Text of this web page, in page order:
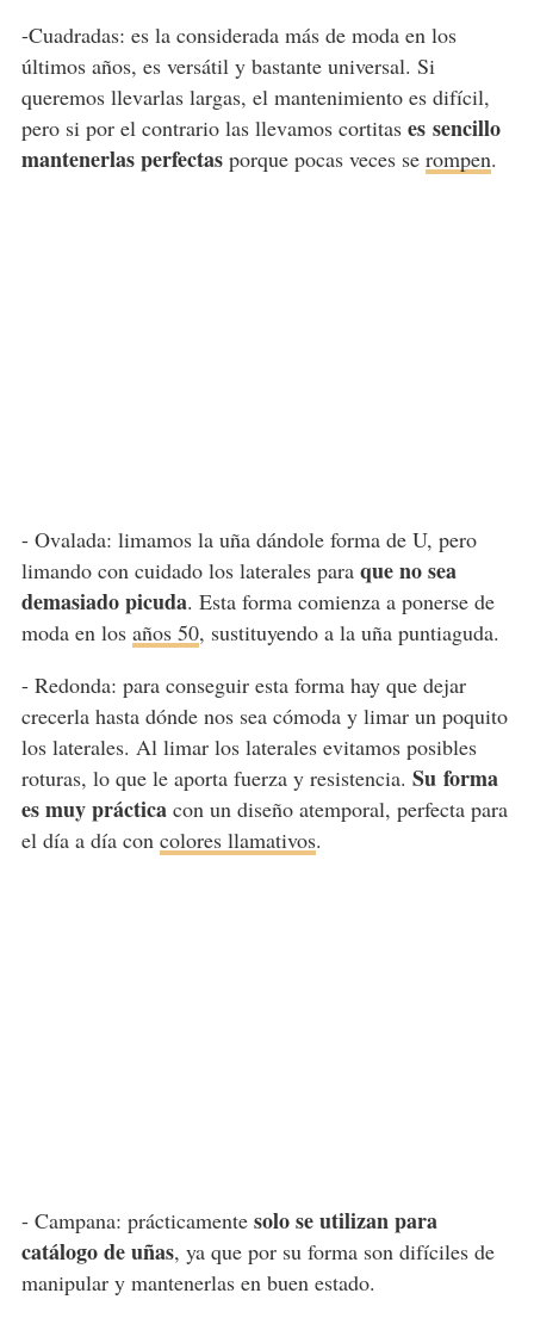
-Cuadradas: es la considerada más de moda en los
últimos años, es versátil y bastante universal. Si
queremos llevarlas largas, el mantenimiento es difícil,
pero si por el contrario las llevamos cortitas es sencillo
mantenerlas perfectasporque pocas veces se rompen.
- Ovalada: limamos la uña dándole forma de U, pero
limando con cuidado los laterales para que no sea
demasiado picuda. Esta forma comienza a ponerse de
moda en los años 50, sustituyendo a la uña puntiaguda.
- Redonda: para conseguir esta forma hay que dejar
crecerla hasta dónde nos sea cómoda y limar un poquito
los laterales. Al limar los laterales evitamos posibles
roturas, lo que le aporta fuerza y resistencia. Suforma
es muy prácticacon un diseño atemporal, perfecta para
el día a día con colores llamativos.
- Campana: prácticamente solo se utilizan para
catálogo de uñas, ya que por su forma son difíciles de
manipular y mantenerlas en buen estado.